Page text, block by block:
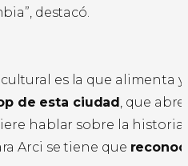
destacó.
es la que alimenta y
de esta ciudad, que
hablar sobre la
Arci se tiene que